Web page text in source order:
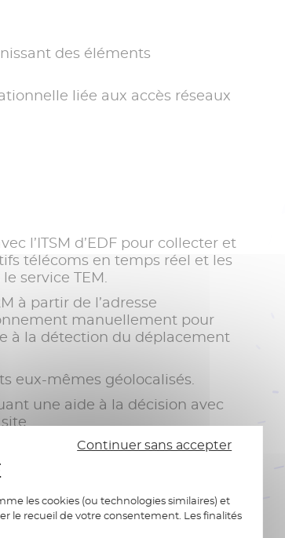
des éléments
liée aux accès réseaux
l’ITSM d’EDF pour collecter et
télécoms en temps réel et les
service TEM.
à partir de l’adresse
manuellement pour
à la détection du déplacement
eux-mêmes géolocalisés.
une aide à la décision avec
Continuer sans accepter
les cookies (ou technologies similaires) et
le recueil de votre consentement. Les finalités